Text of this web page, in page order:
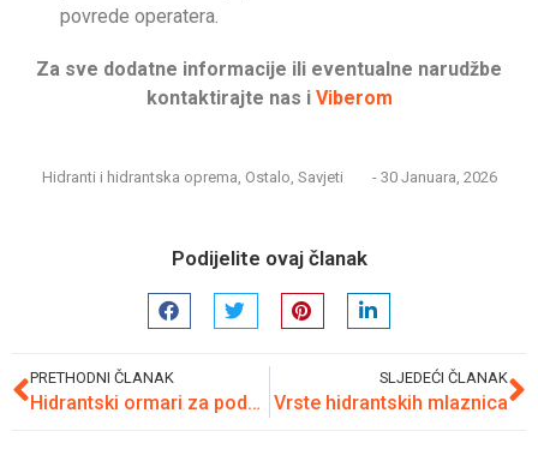
povrede operatera.
Za sve dodatne informacije ili eventualne narudžbe
kontaktirajte nas i Viberom
Hidranti i hidrantska oprema, Ostalo, Savjeti - 30 Januara, 2026
Podijelite ovaj članak
PRETHODNI ČLANAK
Hidrantski ormari za podzemni hidrant – zakonom propisana oprema i njihova važnost
SLJEDEĆI ČLANAK
Vrste hidrantskih mlaznica